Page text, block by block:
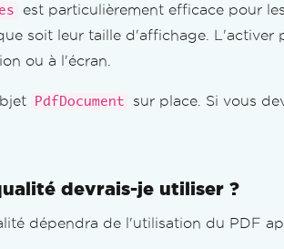
est particulièrement efficace pour
soit leur taille d'affichage.
ou à l'écran.
PdfDocument sur place. Si vous
devrais-je utiliser ?
dépendra de l'utilisation du PDF